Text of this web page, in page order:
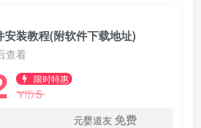
装教程(附软件下载地址)
查看
限时特惠
Y币5
元婴道友免费